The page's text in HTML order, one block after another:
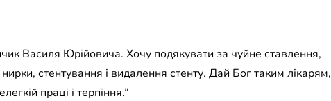
Василя Юрійовича. Хочу подякувати за чуйне ставлення,
стентування і видалення стенту. Дай Бог таким лікарям,
праці і терпіння.”